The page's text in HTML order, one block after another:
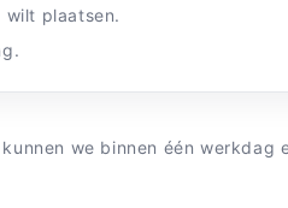
wilt plaatsen.
we binnen één werkdag